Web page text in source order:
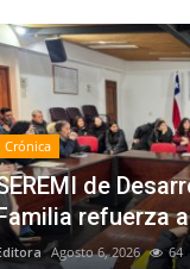
Crónica
de
refuerza
Agosto 6, 2026 64